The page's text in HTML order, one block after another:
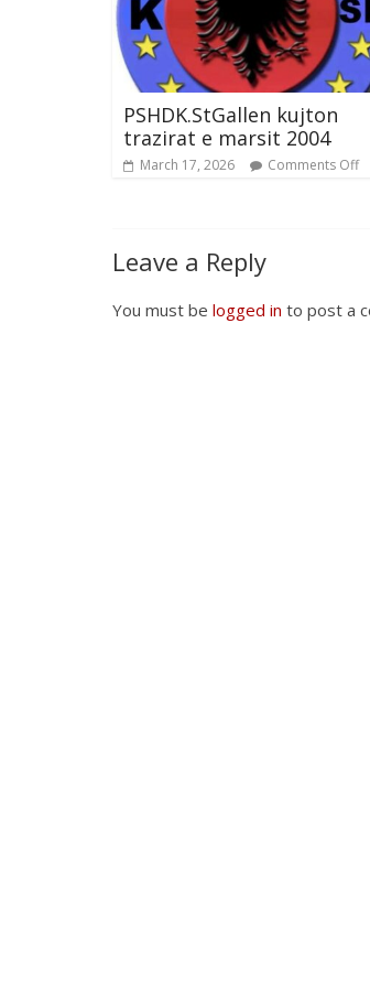
PSHDK.StGallen kujton
trazirat e marsit 2004
March 17, 2026 Comments Off
Leave a Reply
You must be logged in to post a